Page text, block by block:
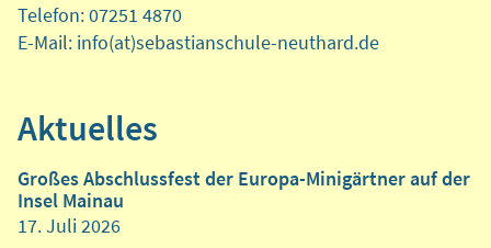
Telefon: 07251 4870
E-Mail: info(at)sebastianschule-neuthard.de
Aktuelles
Großes Abschlussfest der Europa-Minigärtner auf der
Insel Mainau
17. Juli 2026